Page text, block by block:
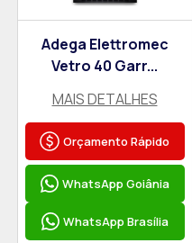
Adega Elettromec
Vetro 40 Garr...
MAIS DETALHES
Orçamento Rápido
WhatsApp Goiânia
WhatsApp Brasília